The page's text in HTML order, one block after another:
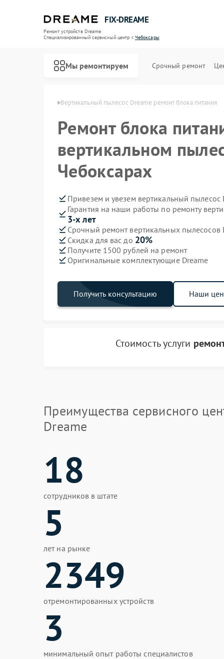
FIX-DREAME
Ремонт устройств Dreame
Специализированный cервисный центр г.Чебоксары
Мы ремонтируем Срочный ремонт
Вертикальный пылесос Dreame ремонт блока питания
Ремонт блока
вертикальном
Чебоксарах
Привезем и увезем вертикальный пылесос
Гарантия на наши работы по ремонту
3-х лет
Срочный ремонт вертикальных пылесосов
Скидка для вас до 20%
Получите 1500 рублей на ремонт
Оригинальные комплектующие Dreame
Получить консультацию Наши
Стоимость услуги
Преимущества сервисного
Dreame
18
сотрудников в штате
5
лет на рынке
2349
отремонтированных устройств
3
минимальный опыт работы специалистов